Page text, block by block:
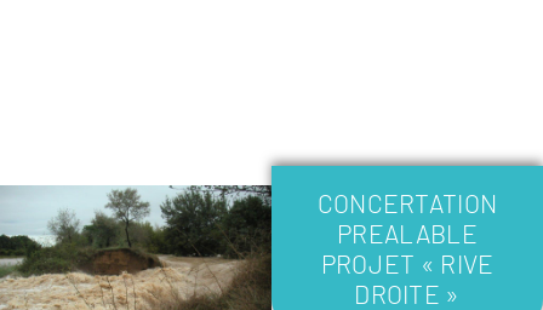
CONCERTATION
PREALABLE
PROJET « RIVE
DROITE »